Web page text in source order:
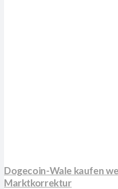
Dogecoin-Wale kaufen
Marktkorrektur